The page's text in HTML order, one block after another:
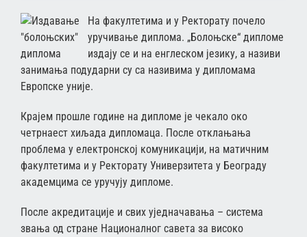
На факултетима и у Ректорату почело
уручивање диплома. „Болоњске“ дипломе
издају се и на енглеском језику, а називи
занимања подударни су са називима у дипломама
Европске уније.
Крајем прошле године на дипломе је чекало око
четрнаест хиљада дипломаца. После отклањања
проблема у електронској комуникацији, на матичним
факултетима и у Ректорату Универзитета у Београду
академцима се уручују дипломе.
После акредитације и свих уједначавања – система
звања од стране Националног савета за високо